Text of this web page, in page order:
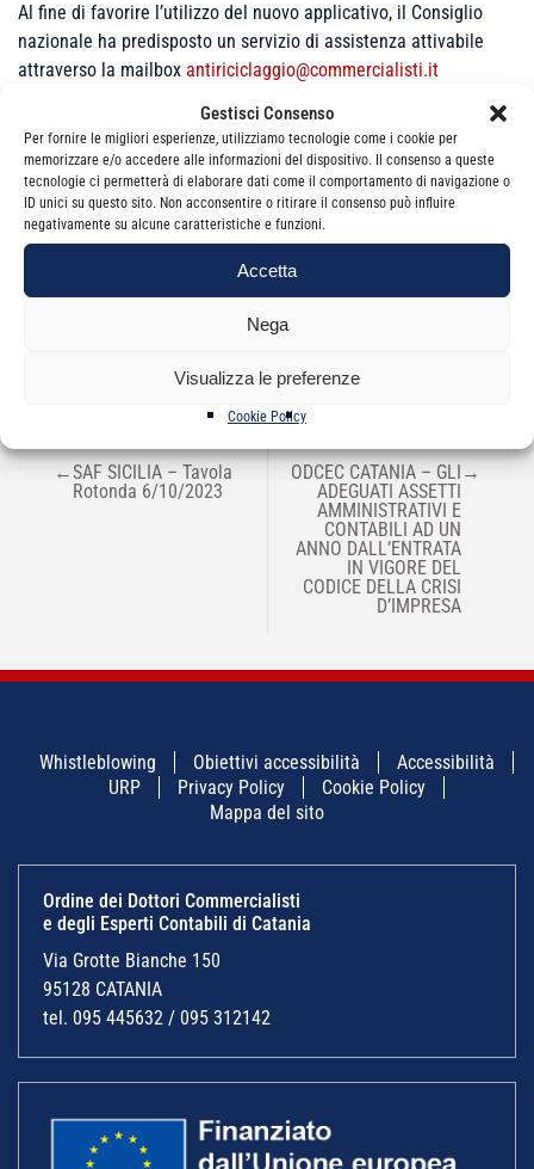
Gestisci Consenso
Per fornire le migliori esperienze, utilizziamo tecnologie come i cookie per
memorizzare e/o accedere alle informazioni del dispositivo. Il consenso a queste
tecnologie ci permetterà di elaborare dati come il comportamento di navigazione o
ID unici su questo sito. Non acconsentire o ritirare il consenso può influire
negativamente su alcune caratteristiche e funzioni.
Accetta
Nega
Visualizza le preferenze
Cookie Policy
Al fine di favorire l’utilizzo del nuovo applicativo, il Consiglio
nazionale ha predisposto un servizio di assistenza attivabile
attraverso la mailbox antiriciclaggio@commercialisti.it
Categorie
NAVIGAZIONE
ARTICOLI
←SAF SICILIA – Tavola
Rotonda 6/10/2023
ODCEC CATANIA – GLI
ADEGUATI ASSETTI
AMMINISTRATIVI E
CONTABILI AD UN
ANNO DALL’ENTRATA
IN VIGORE DEL
CODICE DELLA CRISI
D’IMPRESA
→
Whistleblowing Obiettivi accessibilità
Accessibilità
URP
Privacy Policy
Cookie Policy
Mappa del sito
Ordine dei Dottori Commercialisti
e degli Esperti Contabili di Catania
Via Grotte Bianche 150
95128 CATANIA
tel. 095 445632 / 095 312142